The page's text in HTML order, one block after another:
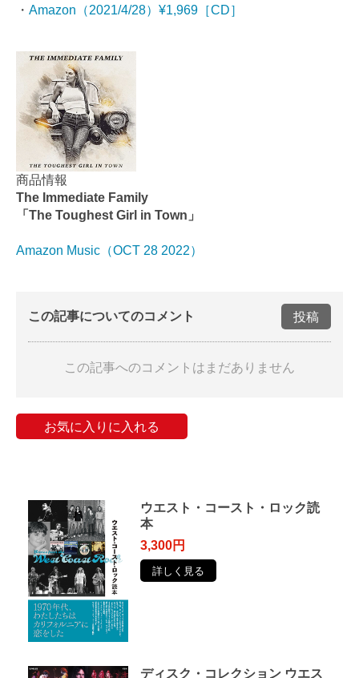
・ Amazon（2021/4/28）¥1,969［CD］
商品情報
The Immediate Family
「The Toughest Girl in Town」
Amazon Music（OCT 28 2022）
この記事についてのコメント 投稿
この記事へのコメントはまだありません
お気に入りに入れる
ウエスト・コースト・ロック読
本
3,300円
詳しく見る
ディスク・コレクション ウエス